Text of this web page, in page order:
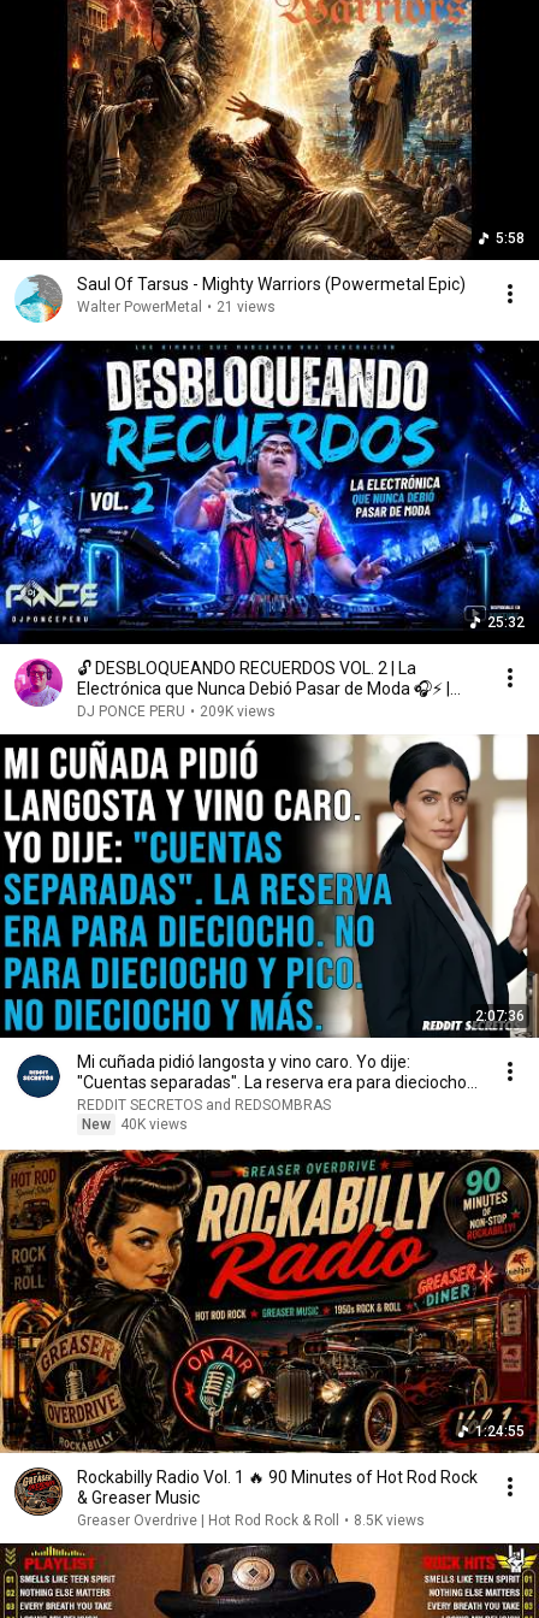
5:58
Saul Of Tarsus - Mighty Warriors (Powermetal Epic)
Walter PowerMetal • 21 views
25:32
🔓 DESBLOQUEANDO RECUERDOS VOL. 2 | La
Electrónica que Nunca Debió Pasar de Moda 🎧⚡ |
DJPONCEPERU
DJ PONCE PERU • 209K views
2:07:36
Mi cuñada pidió langosta y vino caro. Yo dije:
"Cuentas separadas". La reserva era para dieciocho...
REDDIT SECRETOS and REDSOMBRAS
New
40K views
1:24:55
Rockabilly Radio Vol. 1 🔥 90 Minutes of Hot Rod Rock
& Greaser Music
Greaser Overdrive | Hot Rod Rock & Roll • 8.5K views